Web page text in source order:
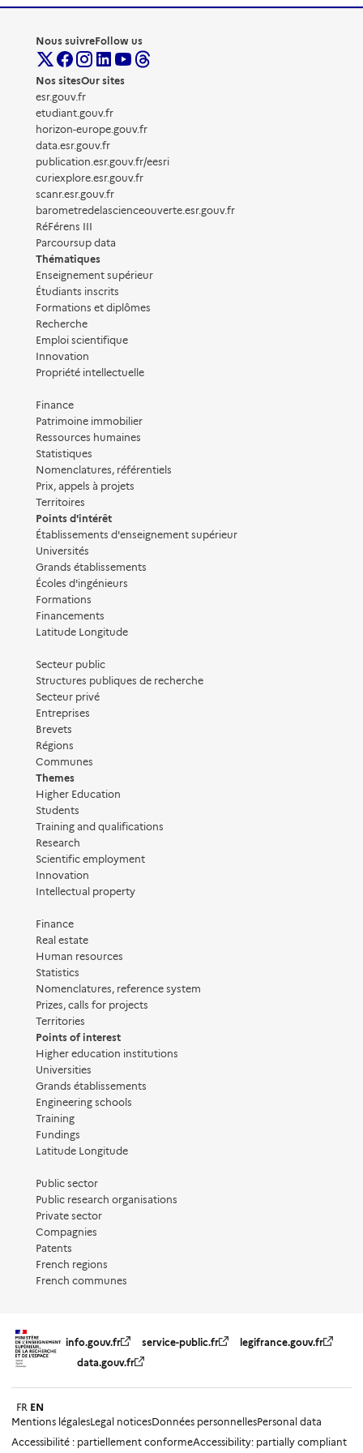
Nous suivreFollow us
Nos sitesOur sites
esr.gouv.fr
etudiant.gouv.fr
horizon-europe.gouv.fr
data.esr.gouv.fr
publication.esr.gouv.fr/eesri
curiexplore.esr.gouv.fr
scanr.esr.gouv.fr
barometredelascienceouverte.esr.gouv.fr
RéFérens III
Parcoursup data
Thématiques
Enseignement supérieur
Étudiants inscrits
Formations et diplômes
Recherche
Emploi scientifique
Innovation
Propriété intellectuelle
Finance
Patrimoine immobilier
Ressources humaines
Statistiques
Nomenclatures, référentiels
Prix, appels à projets
Territoires
Points d'intérêt
Établissements d'enseignement supérieur
Universités
Grands établissements
Écoles d'ingénieurs
Formations
Financements
Latitude Longitude
Secteur public
Structures publiques de recherche
Secteur privé
Entreprises
Brevets
Régions
Communes
Themes
Higher Education
Students
Training and qualifications
Research
Scientific employment
Innovation
Intellectual property
Finance
Real estate
Human resources
Statistics
Nomenclatures, reference system
Prizes, calls for projects
Territories
Points of interest
Higher education institutions
Universities
Grands établissements
Engineering schools
Training
Fundings
Latitude Longitude
Public sector
Public research organisations
Private sector
Compagnies
Patents
French regions
French communes
info.gouv.fr service-public.fr
legifrance.gouv.fr
data.gouv.fr
FR EN
Mentions légalesLegal noticesDonnées personnellesPersonal data
Accessibilité : partiellement conformeAccessibility: partially compliant